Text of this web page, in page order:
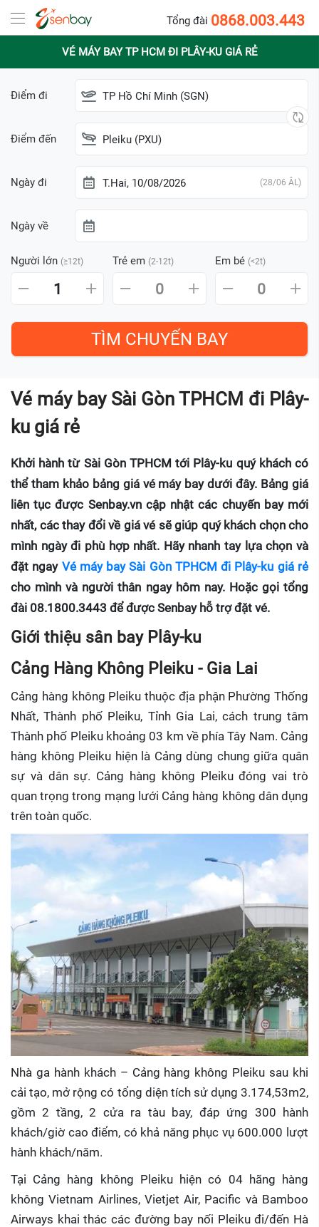
Tổng đài 0868.003.443
VÉ MÁY BAY TP HCM ĐI PLÂY-KU GIÁ RẺ
Điểm đi TP Hồ Chí Minh (SGN)
Điểm đến Pleiku (PXU)
Ngày đi T.Hai, 10/08/2026 (28/06 ÂL)
Ngày về
Người lớn (≥12t) Trẻ em (2-12t) Em bé (<2t)
1 0 0
Vé máy bay Sài Gòn TPHCM đi Plây-
ku giá rẻ
Khởi hành từ Sài Gòn TPHCM tới Plây-ku quý khách có
thể tham khảo bảng giá vé máy bay dưới đây. Bảng giá
liên tục được Senbay.vn cập nhật các chuyến bay mới
nhất, các thay đổi về giá vé sẽ giúp quý khách chọn cho
mình ngày đi phù hợp nhất. Hãy nhanh tay lựa chọn và
đặt ngay Vé máy bay Sài Gòn TPHCM đi Plây-ku giá rẻ
cho mình và người thân ngay hôm nay. Hoặc gọi tổng
đài 08.1800.3443 để được Senbay hỗ trợ đặt vé.
Giới thiệu sân bay Plây-ku
Cảng Hàng Không Pleiku - Gia Lai
Cảng hàng không Pleiku thuộc địa phận Phường Thống
Nhất, Thành phố Pleiku, Tỉnh Gia Lai, cách trung tâm
Thành phố Pleiku khoảng 03 km về phía Tây Nam. Cảng
hàng không Pleiku hiện là Cảng dùng chung giữa quân
sự và dân sự. Cảng hàng không Pleiku đóng vai trò
quan trọng trong mạng lưới Cảng hàng không dân dụng
trên toàn quốc.
Nhà ga hành khách – Cảng hàng không Pleiku sau khi
cải tạo, mở rộng có tổng diện tích sử dụng 3.174,53m2,
gồm 2 tầng, 2 cửa ra tàu bay, đáp ứng 300 hành
khách/giờ cao điểm, có khả năng phục vụ 600.000 lượt
hành khách/năm.
Tại Cảng hàng không Pleiku hiện có 04 hãng hàng
không Vietnam Airlines, Vietjet Air, Pacific và Bamboo
Airways khai thác các đường bay nối Pleiku đi/đến Hà